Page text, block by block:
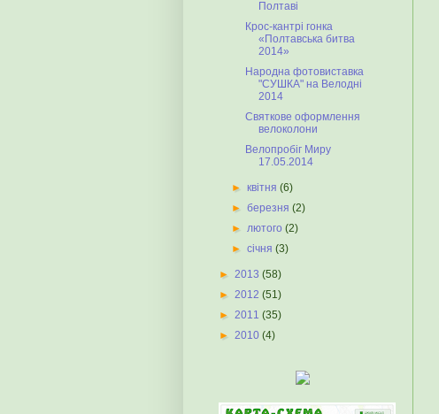
Полтаві
Крос-кантрі гонка
«Полтавська битва
2014»
Народна фотовиставка
"СУШКА" на Велодні
2014
Cвяткове оформлення
велоколони
Велопробіг Миру
17.05.2014
►квітня(6)
►березня(2)
►лютого(2)
►січня(3)
► 2013 (58)
► 2012 (51)
► 2011 (35)
► 2010 (4)